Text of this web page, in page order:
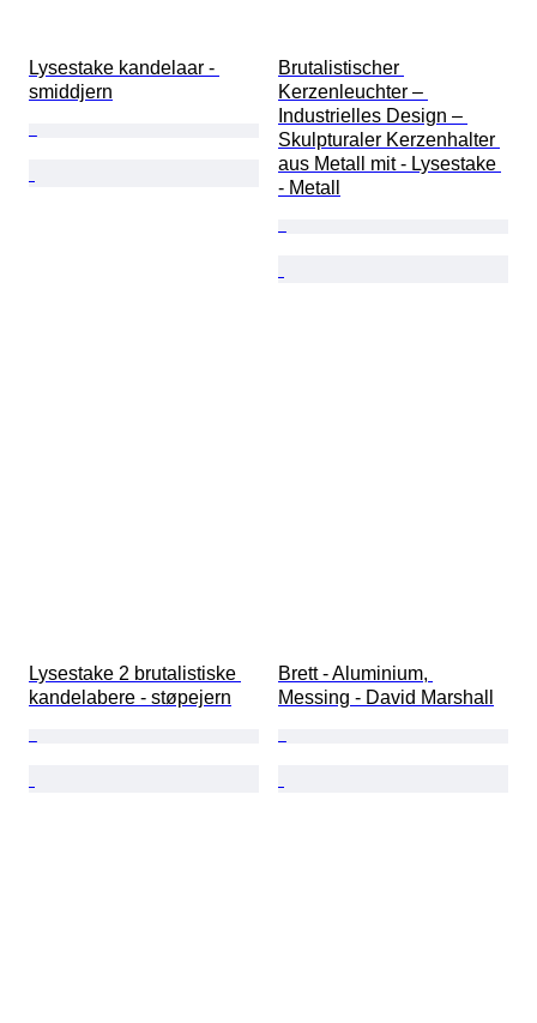
Lysestake kandelaar -
smiddjern
Brutalistischer
Kerzenleuchter –
Industrielles Design –
Skulpturaler Kerzenhalter
aus Metall mit - Lysestake
- Metall
Lysestake 2 brutalistiske
kandelabere - støpejern
Brett - Aluminium,
Messing - David Marshall